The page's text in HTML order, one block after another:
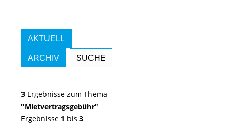
AKTUELL
ARCHIV SUCHE
3 Ergebnisse zum Thema
"Mietvertragsgebühr"
Ergebnisse 1 bis 3